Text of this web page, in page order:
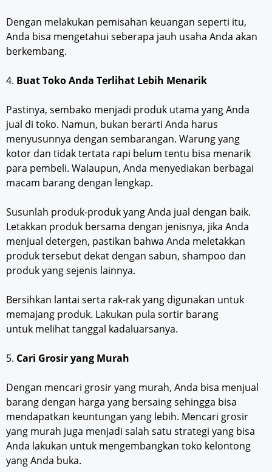
Dengan melakukan pemisahan keuangan seperti itu,
Anda bisa mengetahui seberapa jauh usaha Anda akan
berkembang.
4. Buat Toko Anda Terlihat Lebih Menarik
Pastinya, sembako menjadi produk utama yang Anda
jual di toko. Namun, bukan berarti Anda harus
menyusunnya dengan sembarangan. Warung yang
kotor dan tidak tertata rapi belum tentu bisa menarik
para pembeli. Walaupun, Anda menyediakan berbagai
macam barang dengan lengkap.
Susunlah produk-produk yang Anda jual dengan baik.
Letakkan produk bersama dengan jenisnya, jika Anda
menjual detergen, pastikan bahwa Anda meletakkan
produk tersebut dekat dengan sabun, shampoo dan
produk yang sejenis lainnya.
Bersihkan lantai serta rak-rak yang digunakan untuk
memajang produk. Lakukan pula sortir barang
untuk melihat tanggal kadaluarsanya.
5. Cari Grosir yang Murah
Dengan mencari grosir yang murah, Anda bisa menjual
barang dengan harga yang bersaing sehingga bisa
mendapatkan keuntungan yang lebih. Mencari grosir
yang murah juga menjadi salah satu strategi yang bisa
Anda lakukan untuk mengembangkan toko kelontong
yang Anda buka.